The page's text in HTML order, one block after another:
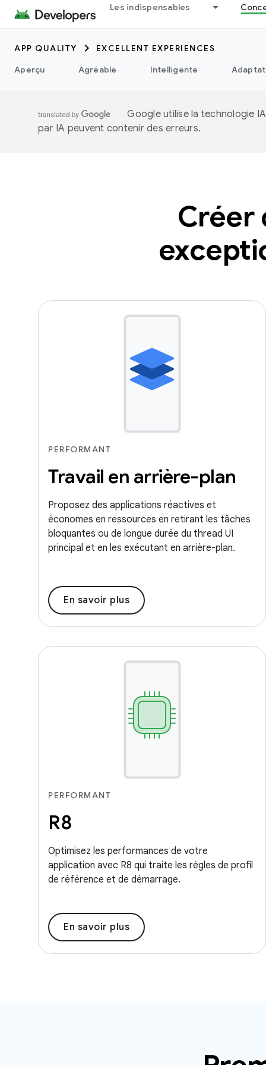
Les indispensables
APP QUALITY
EXCELLENT EXPERIENCES
Aperçu
Agréable Intelligente
Google utilise la technologie
par IA peuvent contenir des erreurs.
Créer
PERFORMANT
Travail en arrière-plan
Proposez des applications réactives et
économes en ressources en retirant les tâches
bloquantes ou de longue durée du thread UI
principal et en les exécutant en arrière-plan.
En savoir plus
PERFORMANT
R8
Optimisez les performances de votre
application avec R8 qui traite les règles de profil
de référence et de démarrage.
En savoir plus